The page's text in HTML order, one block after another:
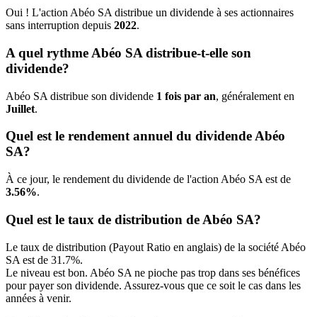
Oui ! L'action Abéo SA distribue un dividende à ses actionnaires
sans interruption depuis 2022.
A quel rythme Abéo SA distribue-t-elle son
dividende?
Abéo SA distribue son dividende 1 fois par an, généralement en
Juillet.
Quel est le rendement annuel du dividende Abéo
SA?
À ce jour, le rendement du dividende de l'action Abéo SA est de
3.56%.
Quel est le taux de distribution de Abéo SA?
Le taux de distribution (Payout Ratio en anglais) de la société Abéo
SA est de 31.7%.
Le niveau est bon. Abéo SA ne pioche pas trop dans ses bénéfices
pour payer son dividende. Assurez-vous que ce soit le cas dans les
années à venir.